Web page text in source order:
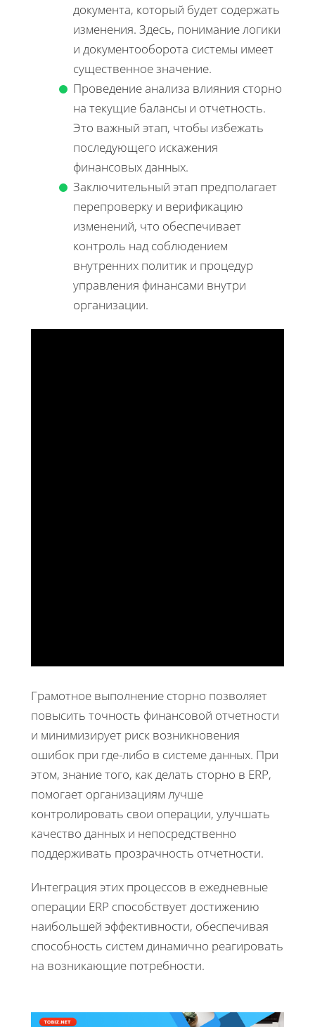
документа, который будет содержать
изменения. Здесь, понимание логики
и документооборота системы имеет
существенное значение.
Проведение анализа влияния сторно
на текущие балансы и отчетность.
Это важный этап, чтобы избежать
последующего искажения
финансовых данных.
Заключительный этап предполагает
перепроверку и верификацию
изменений, что обеспечивает
контроль над соблюдением
внутренних политик и процедур
управления финансами внутри
организации.
Грамотное выполнение сторно позволяет
повысить точность финансовой отчетности
и минимизирует риск возникновения
ошибок при где-либо в системе данных. При
этом, знание того, как делать сторно в ERP,
помогает организациям лучше
контролировать свои операции, улучшать
качество данных и непосредственно
поддерживать прозрачность отчетности.
Интеграция этих процессов в ежедневные
операции ERP способствует достижению
наибольшей эффективности, обеспечивая
способность систем динамично реагировать
на возникающие потребности.